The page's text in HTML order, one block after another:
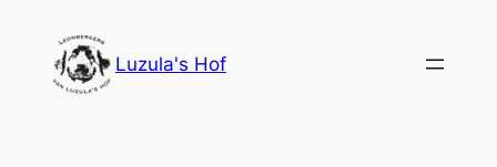
Luzula's Hof